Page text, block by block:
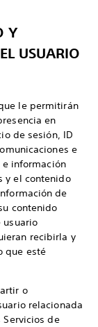
Y
USUARIO
le permitirán
en
de sesión, ID
e
e información
y el contenido
de
contenido
usuario
recibirla y
que esté
o
relacionada
Servicios de